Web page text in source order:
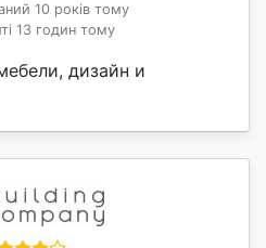
10 років тому
13 годин тому
дизайн и